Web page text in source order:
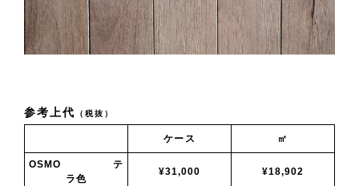
参考上代 （税抜）
ケース ㎡
OSMO テ
ラ色
¥31,000 ¥18,902